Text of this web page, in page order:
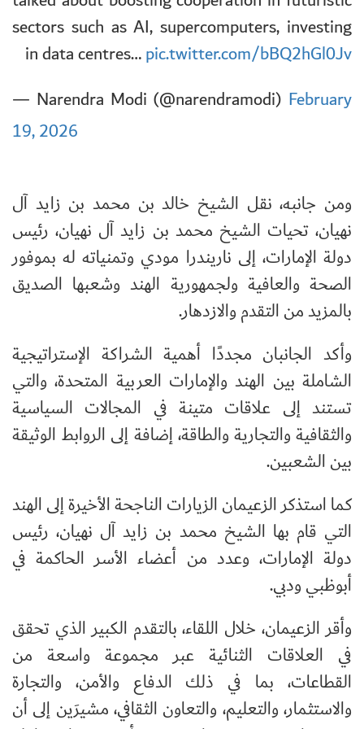
sectors such as AI, supercomputers, investing
in data centres…pic.twitter.com/bBQ2hGl0Jv
— Narendra Modi (@narendramodi) February
19, 2026
ومن جانبه، نقل الشيخ خالد بن محمد بن زايد آل
نهيان، تحيات الشيخ محمد بن زايد آل نهيان، رئيس
دولة الإمارات، إلى ناريندرا مودي وتمنياته له بموفور
الصحة والعافية ولجمهورية الهند وشعبها الصديق
بالمزيد من التقدم والازدهار.
وأكد الجانبان مجددًا أهمية الشراكة الإستراتيجية
الشاملة بين الهند والإمارات العربية المتحدة، والتي
تستند إلى علاقات متينة في المجالات السياسية
والثقافية والتجارية والطاقة، إضافة إلى الروابط الوثيقة
بين الشعبين.
كما استذكر الزعيمان الزيارات الناجحة الأخيرة إلى الهند
التي قام بها الشيخ محمد بن زايد آل نهيان، رئيس
دولة الإمارات، وعدد من أعضاء الأسر الحاكمة في
أبوظبي ودبي.
وأقر الزعيمان، خلال اللقاء، بالتقدم الكبير الذي تحقق
في العلاقات الثنائية عبر مجموعة واسعة من
القطاعات، بما في ذلك الدفاع والأمن، والتجارة
والاستثمار، والتعليم، والتعاون الثقافي، مشيرَين إلى أن